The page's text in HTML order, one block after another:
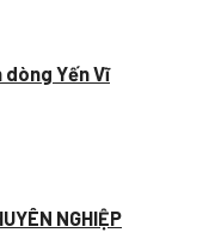
dòng Yến Vĩ
NGHIỆP